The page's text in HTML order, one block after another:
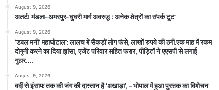
August 9, 2026
अलर्ट! मंडला-अमरपुर-घुघरी मार्ग अवरुद्ध : अनेक क्षेत्रों का संपर्क टूटा
August 9, 2026
​’डबल मनी’ महाघोटाला: लालच में सैकड़ों लोग फंसे, लाखों रुपये की ठगी,एक माह में रकम
दोगुनी करने का दिया झांसा, एजेंट परिवार सहित फरार, पीड़ितों ने एएसपी से लगाई
गुहार….
August 9, 2026
वर्दी से इंसाफ तक की जंग की दास्तान है ‘अखाड़ा’, – भोपाल में हुआ पुस्तक का विमोचन